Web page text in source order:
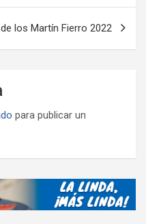
los Martín Fierro 2022
para publicar un